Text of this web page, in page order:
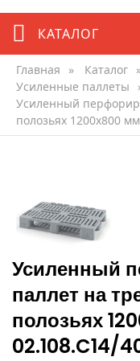
КАТАЛОГ
Главная » Каталог
Усиленные паллеты
Усиленный
полозьях 1200х800
Усиленный
паллет на
полозьях
02.108.C14/